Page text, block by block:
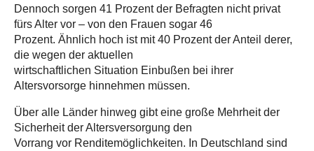
Dennoch sorgen 41 Prozent der Befragten nicht privat
fürs Alter vor – von den Frauen sogar 46
Prozent. Ähnlich hoch ist mit 40 Prozent der Anteil derer,
die wegen der aktuellen
wirtschaftlichen Situation Einbußen bei ihrer
Altersvorsorge hinnehmen müssen.
Über alle Länder hinweg gibt eine große Mehrheit der
Sicherheit der Altersversorgung den
Vorrang vor Renditemöglichkeiten. In Deutschland sind